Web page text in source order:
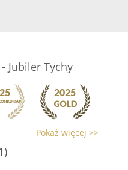
Jubiler Tychy
Pokaż więcej >>